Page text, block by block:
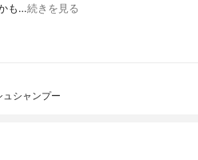
も…続きを見る
シャンプー